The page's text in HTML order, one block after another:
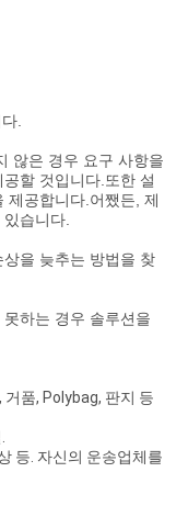
.
않은 경우 요구 사항을
할 것입니다.또한 설
제공합니다.어쨌든, 제
습니다.
을 늦추는 방법을 찾
하는 경우 솔루션을
품, Polybag, 판지 등
등. 자신의 운송업체를